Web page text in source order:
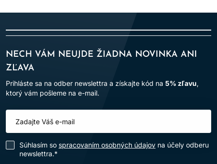
NECH VÁM NEUJDE ŽIADNA NOVINKA ANI
ZĽAVA
Prihláste sa na odber newslettra a získajte kód na 5% zľavu,
ktorý vám pošleme na e-mail.
Súhlasím so spracovaním osobných údajov na účely odberu
newslettra.*